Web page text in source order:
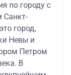
по городу с
Санкт-
город,
Невы и
Петром
В